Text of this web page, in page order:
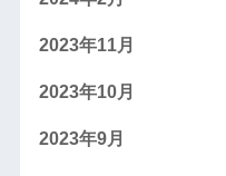
2023年11月
2023年10月
2023年9月